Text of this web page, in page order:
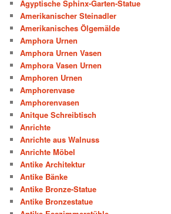
Ägyptische Sphinx-Garten-Statue
Amerikanischer Steinadler
Amerikanisches Ölgemälde
Amphora Urnen
Amphora Urnen Vasen
Amphora Vasen Urnen
Amphoren Urnen
Amphorenvase
Amphorenvasen
Anitque Schreibtisch
Anrichte
Anrichte aus Walnuss
Anrichte Möbel
Antike Architektur
Antike Bänke
Antike Bronze-Statue
Antike Bronzestatue